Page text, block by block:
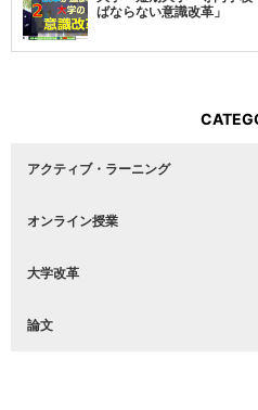
ばならない意識改革」
アクティブ・ラーニング
オンライン授業
大学改革
論文